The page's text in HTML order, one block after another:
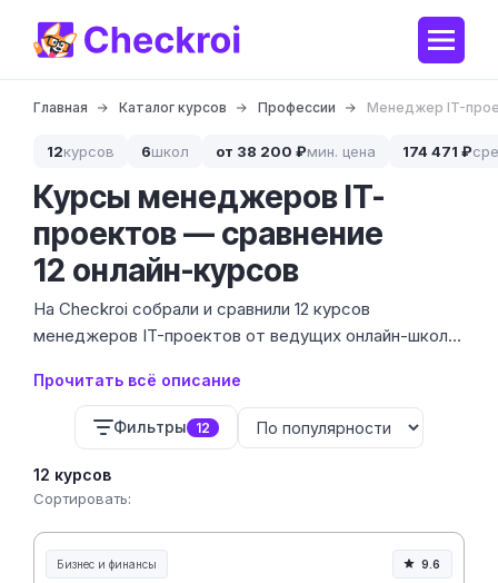
Главная Каталог курсов Профессии Менеджер IT-
12курсов 6школ от 38 200 ₽мин. цена 174 471 ₽
Курсы менеджеров IT-
проектов — сравнение
12 онлайн-курсов
На Checkroi собрали и сравнили 12 курсов
менеджеров IT-проектов от ведущих онлайн-школ
длительностью от 3 до 14 месяцев и подробной
разбивкой по программам, инструментам и
трудоустройству.
Прочитать всё описание
Фильтры 12
12 курсов
Сортировать:
Бизнес и финансы 9.6